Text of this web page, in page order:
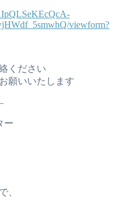
viewform?
ください
願いいたします
ー
、